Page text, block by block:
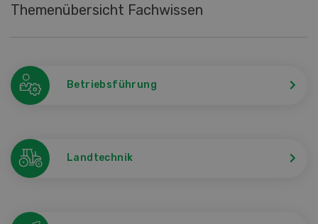
Themenübersicht Fachwissen
Betriebsführung
Landtechnik